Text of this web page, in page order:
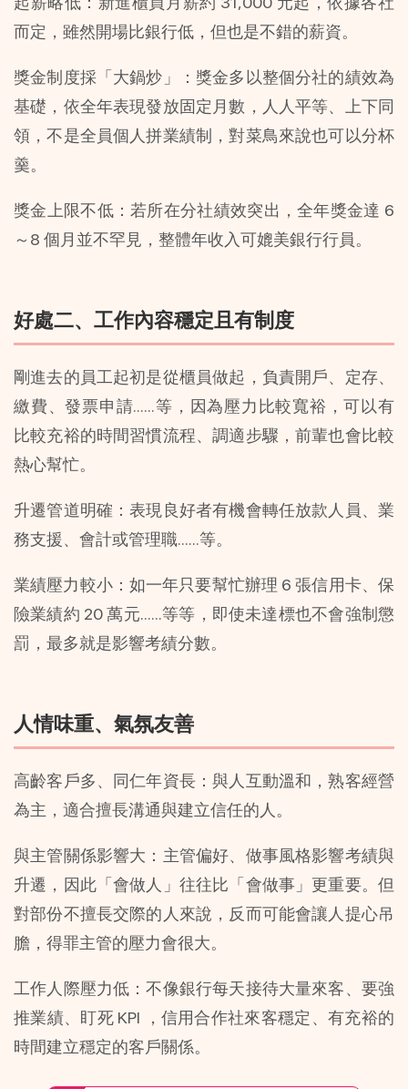
而定，雖然開場比銀行低，但也是不錯的薪資。
獎金制度採「大鍋炒」：獎金多以整個分社的績效為
基礎，依全年表現發放固定月數，人人平等、上下同
領，不是全員個人拼業績制，對菜鳥來說也可以分杯
羹。
獎金上限不低：若所在分社績效突出，全年獎金達 6
～8 個月並不罕見，整體年收入可媲美銀行行員。
好處二、工作內容穩定且有制度
剛進去的員工起初是從櫃員做起，負責開戶、定存、
繳費、發票申請……等，因為壓力比較寬裕，可以有
比較充裕的時間習慣流程、調適步驟，前輩也會比較
熱心幫忙。
升遷管道明確：表現良好者有機會轉任放款人員、業
務支援、會計或管理職……等。
業績壓力較小：如一年只要幫忙辦理 6 張信用卡、保
險業績約 20 萬元……等等，即使未達標也不會強制懲
罰，最多就是影響考績分數。
人情味重、氣氛友善
高齡客戶多、同仁年資長：與人互動溫和，熟客經營
為主，適合擅長溝通與建立信任的人。
與主管關係影響大：主管偏好、做事風格影響考績與
升遷，因此「會做人」往往比「會做事」更重要。但
對部份不擅長交際的人來說，反而可能會讓人提心吊
膽，得罪主管的壓力會很大。
工作人際壓力低：不像銀行每天接待大量來客、要強
推業績、盯死 KPI ，信用合作社來客穩定、有充裕的
時間建立穩定的客戶關係。